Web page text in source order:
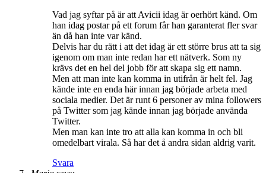
Vad jag syftar på är att Avicii idag är oerhört känd. Om
han idag postar på ett forum får han garanterat fler svar
än då han inte var känd.
Delvis har du rätt i att det idag är ett större brus att ta sig
igenom om man inte redan har ett nätverk. Som ny
krävs det en hel del jobb för att skapa sig ett namn.
Men att man inte kan komma in utifrån är helt fel. Jag
kände inte en enda här innan jag började arbeta med
sociala medier. Det är runt 6 personer av mina followers
på Twitter som jag kände innan jag började använda
Twitter.
Men man kan inte tro att alla kan komma in och bli
omedelbart virala. Så har det å andra sidan aldrig varit.
Svara